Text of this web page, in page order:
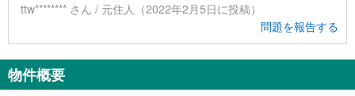
ttw******** さん / 元住人（2022年2月5日に投稿）
問題を報告する
物件概要